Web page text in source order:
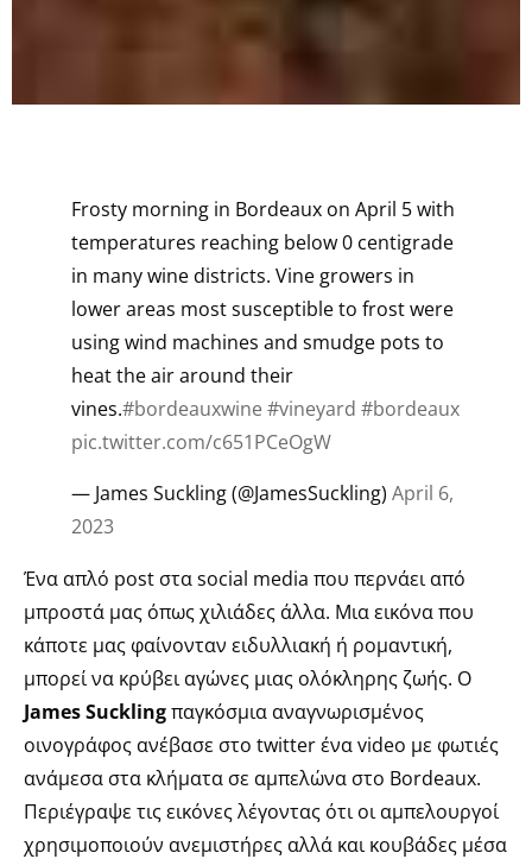
Frosty morning in Bordeaux on April 5 with
temperatures reaching below 0 centigrade
in many wine districts. Vine growers in
lower areas most susceptible to frost were
using wind machines and smudge pots to
heat the air around their
vines.#bordeauxwine #vineyard #bordeaux
pic.twitter.com/c651PCeOgW
— James Suckling (@JamesSuckling) April 6,
2023
Ένα απλό post στα social media που περνάει από
μπροστά μας όπως χιλιάδες άλλα. Μια εικόνα που
κάποτε μας φαίνονταν ειδυλλιακή ή ρομαντική,
μπορεί να κρύβει αγώνες μιας ολόκληρης ζωής. Ο
James Sucklingπαγκόσμια αναγνωρισμένος
οινογράφος ανέβασε στο twitter ένα video με φωτιές
ανάμεσα στα κλήματα σε αμπελώνα στο Bordeaux.
Περιέγραψε τις εικόνες λέγοντας ότι οι αμπελουργοί
χρησιμοποιούν ανεμιστήρες αλλά και κουβάδες μέσα